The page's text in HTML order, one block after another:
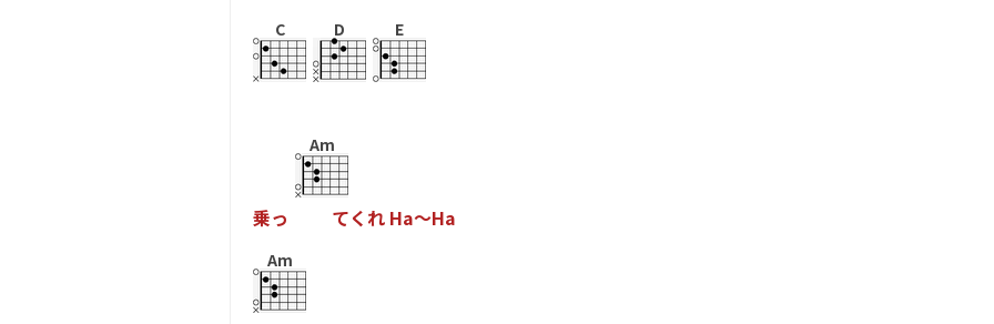
C D E
乗っ
Am
てく れ Ha～Ha
Am